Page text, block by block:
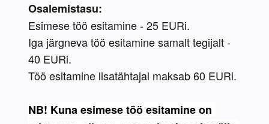
Osalemistasu:
Esimese töö esitamine - 25 EURi.
Iga järgneva töö esitamine samalt tegijalt -
40 EURi.
Töö esitamine lisatähtajal maksab 60 EURi.
NB! Kuna esimese töö esitamine on